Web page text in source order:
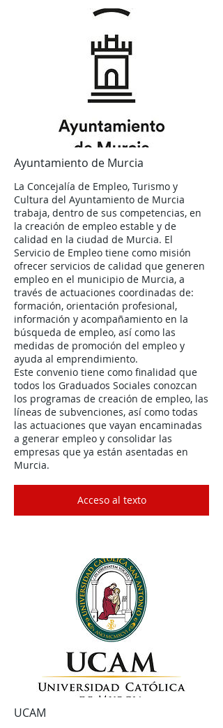
Ayuntamiento de Murcia
La Concejalía de Empleo, Turismo y
Cultura del Ayuntamiento de Murcia
trabaja, dentro de sus competencias, en
la creación de empleo estable y de
calidad en la ciudad de Murcia. El
Servicio de Empleo tiene como misión
ofrecer servicios de calidad que generen
empleo en el municipio de Murcia, a
través de actuaciones coordinadas de:
formación, orientación profesional,
información y acompañamiento en la
búsqueda de empleo, así como las
medidas de promoción del empleo y
ayuda al emprendimiento.
Este convenio tiene como finalidad que
todos los Graduados Sociales conozcan
los programas de creación de empleo, las
líneas de subvenciones, así como todas
las actuaciones que vayan encaminadas
a generar empleo y consolidar las
empresas que ya están asentadas en
Murcia.
Acceso al texto
UCAM